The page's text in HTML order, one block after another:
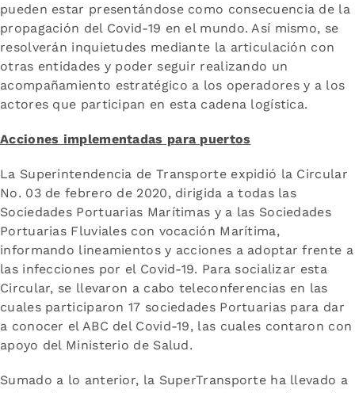
pueden estar presentándose como consecuencia de la
propagación del Covid-19 en el mundo. Así mismo, se
resolverán inquietudes mediante la articulación con
otras entidades y poder seguir realizando un
acompañamiento estratégico a los operadores y a los
actores que participan en esta cadena logística.
Acciones implementadas para puertos
La Superintendencia de Transporte expidió la Circular
No. 03 de febrero de 2020, dirigida a todas las
Sociedades Portuarias Marítimas y a las Sociedades
Portuarias Fluviales con vocación Marítima,
informando lineamientos y acciones a adoptar frente a
las infecciones por el Covid-19. Para socializar esta
Circular, se llevaron a cabo teleconferencias en las
cuales participaron 17 sociedades Portuarias para dar
a conocer el ABC del Covid-19, las cuales contaron con
apoyo del Ministerio de Salud.
Sumado a lo anterior, la SuperTransporte ha llevado a